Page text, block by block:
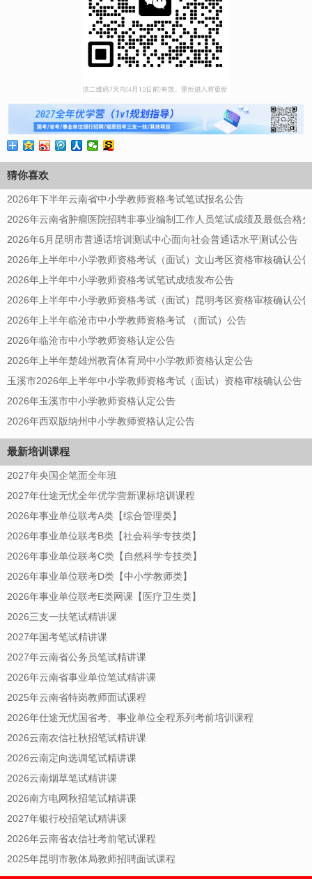
猜你喜欢
2026年下半年云南省中小学教师资格考试笔试报名公告
2026年云南省肿瘤医院招聘非事业编制工作人员笔试成绩及最低合格
2026年6月昆明市普通话培训测试中心面向社会普通话水平测试公告
2026年上半年中小学教师资格考试（面试）文山考区资格审核确认公告
2026年上半年中小学教师资格考试笔试成绩发布公告
2026年上半年中小学教师资格考试（面试）昆明考区资格审核确认公告
2026年上半年临沧市中小学教师资格考试 （面试）公告
2026年临沧市中小学教师资格认定公告
2026年上半年楚雄州教育体育局中小学教师资格认定公告
玉溪市2026年上半年中小学教师资格考试（面试）资格审核确认公告
2026年玉溪市中小学教师资格认定公告
2026年西双版纳州中小学教师资格认定公告
最新培训课程
2027年央国企笔面全年班
2027年仕途无忧全年优学营新课标培训课程
2026年事业单位联考A类【综合管理类】
2026年事业单位联考B类【社会科学专技类】
2026年事业单位联考C类【自然科学专技类】
2026年事业单位联考D类【中小学教师类】
2026年事业单位联考E类网课【医疗卫生类】
2026三支一扶笔试精讲课
2027年国考笔试精讲课
2027年云南省公务员笔试精讲课
2026年云南省事业单位笔试精讲课
2025年云南省特岗教师面试课程
2026年仕途无忧国省考、事业单位全程系列考前培训课程
2026云南农信社秋招笔试精讲课
2026云南定向选调笔试精讲课
2026云南烟草笔试精讲课
2026南方电网秋招笔试精讲课
2027年银行校招笔试精讲课
2026年云南省农信社考前笔试课程
2025年昆明市教体局教师招聘面试课程